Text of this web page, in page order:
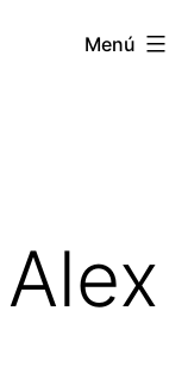
Menú
Alex